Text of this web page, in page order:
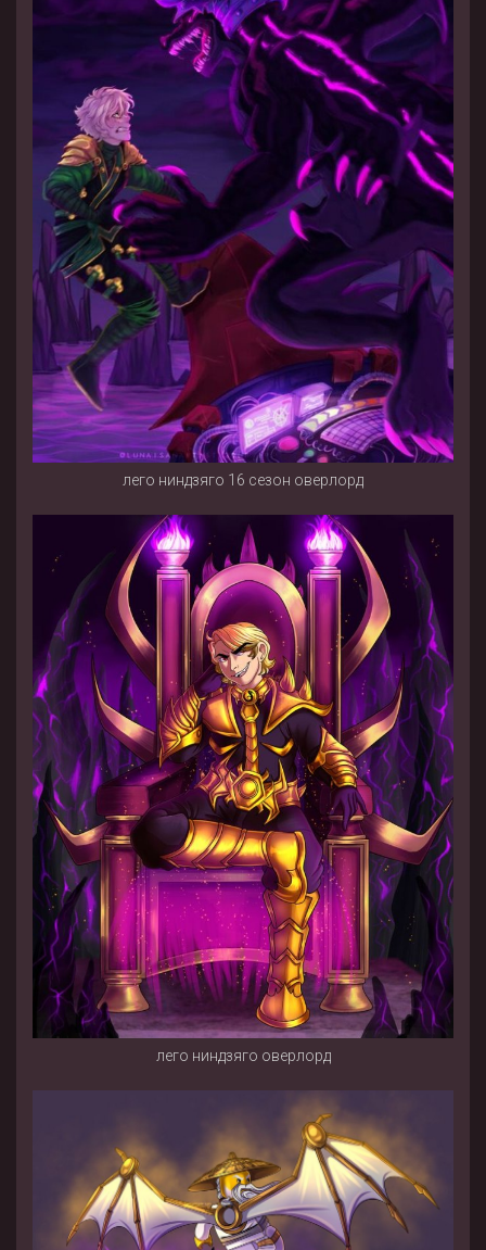
лего ниндзяго 16 сезон оверлорд
лего ниндзяго оверлорд